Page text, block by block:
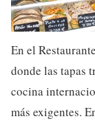
En el
donde las tapas
cocina
más exigentes.